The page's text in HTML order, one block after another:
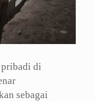
di
sebagai